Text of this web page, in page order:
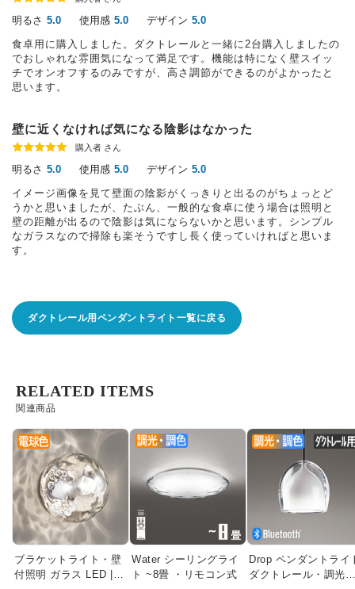
明るさ 5.0 使用感 5.0 デザイン 5.0
食卓用に購入しました。ダクトレールと一緒に2台購入しましたの
でおしゃれな雰囲気になって満足です。機能は特になく壁スイッ
チでオンオフするのみですが、高さ調節ができるのがよかったと
思います。
壁に近くなければ気になる陰影はなかった
購入者 さん
明るさ 5.0 使用感 5.0 デザイン 5.0
イメージ画像を見て壁面の陰影がくっきりと出るのがちょっとど
うかと思いましたが、たぶん、一般的な食卓に使う場合は照明と
壁の距離が出るので陰影は気にならないかと思います。シンプル
なガラスなので掃除も楽そうですし長く使っていければと思いま
す。
ダクトレール用ペンダントライト一覧に戻る
関連商品
RELATED ITEMS
ブラケットライト・壁
付照明 ガラス LED |
Water シーリングライ
ト ~8畳 ・リモコン式
Drop ペンダントライ
ダクトレール・調光